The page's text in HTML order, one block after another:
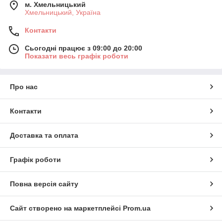
м. Хмельницький
Хмельницький, Україна
Контакти
Сьогодні працює з 09:00 до 20:00
Показати весь графік роботи
Про нас
Контакти
Доставка та оплата
Графік роботи
Повна версія сайту
Сайт створено на маркетплейсі Prom.ua